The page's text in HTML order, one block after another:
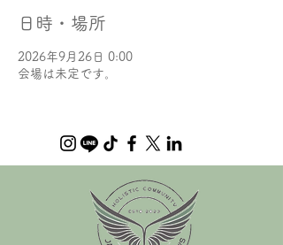
日時・場所
2026年9月26日 0:00
会場は未定です。